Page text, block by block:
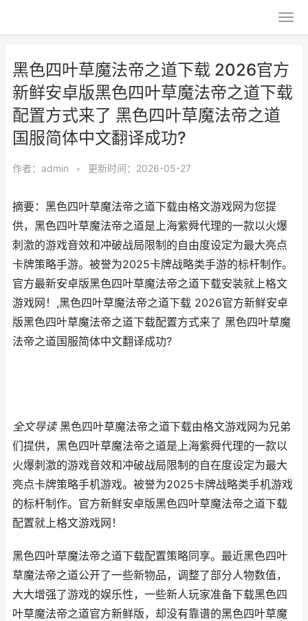
黑色四叶草魔法帝之道下载 2026官方
新鲜安卓版黑色四叶草魔法帝之道下载
配置方式来了 黑色四叶草魔法帝之道
国服简体中文翻译成功?
作者： admin • 更新时间：2026-05-27
摘要：黑色四叶草魔法帝之道下载由格文游戏网为您提
供，黑色四叶草魔法帝之道是上海紫舜代理的一款以火爆
刺激的游戏音效和冲破战局限制的自由度设定为最大亮点
卡牌策略手游。被誉为2025卡牌战略类手游的标杆制作。
官方最新安卓版黑色四叶草魔法帝之道下载安装就上格文
游戏网！,黑色四叶草魔法帝之道下载 2026官方新鲜安卓
版黑色四叶草魔法帝之道下载配置方式来了 黑色四叶草魔
法帝之道国服简体中文翻译成功?
全文导读黑色四叶草魔法帝之道下载由格文游戏网为兄弟
们提供，黑色四叶草魔法帝之道是上海紫舜代理的一款以
火爆刺激的游戏音效和冲破战局限制的自在度设定为最大
亮点卡牌策略手机游戏。被誉为2025卡牌战略类手机游戏
的标杆制作。官方新鲜安卓版黑色四叶草魔法帝之道下载
配置就上格文游戏网！
黑色四叶草魔法帝之道下载配置策略同享。最近黑色四叶
草魔法帝之道公开了一些新物品，调整了部分人物数值，
大大增强了游戏的娱乐性，一些新人玩家准备下载黑色四
叶草魔法帝之道官方新鲜版，却没有靠谱的黑色四叶草魔